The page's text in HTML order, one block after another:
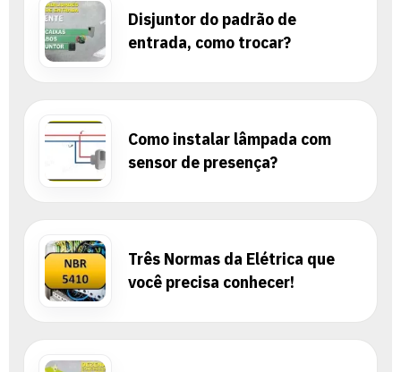
Disjuntor do padrão de
entrada, como trocar?
Como instalar lâmpada com
sensor de presença?
Três Normas da Elétrica que
você precisa conhecer!